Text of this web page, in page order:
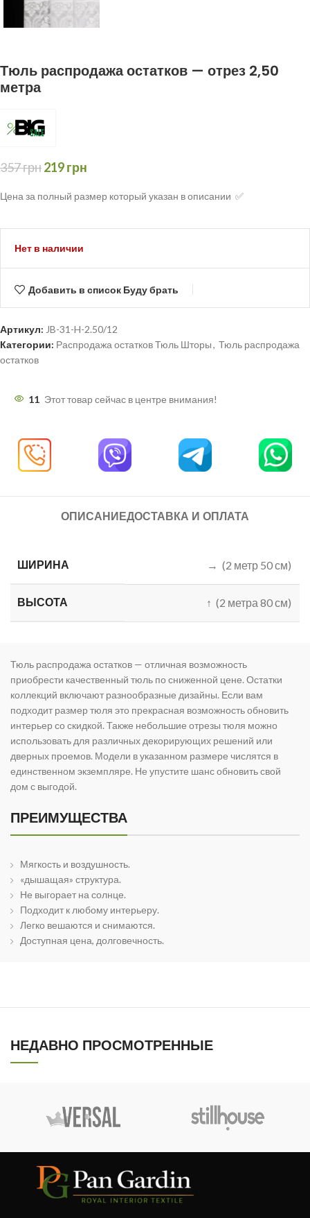
Тюль распродажа остатков — отрез 2,50
метра
357грн219грн
Цена за полный размер который указан в описании ✅
Нет в наличии
Добавить в список Буду брать
Артикул: JB-31-H-2.50/12
Категории: Распродажа остатков Тюль Шторы, Тюль распродажа
остатков
11 Этот товар сейчас в центре внимания!
ОПИСАНИЕДОСТАВКА И ОПЛАТА
ШИРИНА → (2 метр 50 см)
ВЫСОТА ↑ (2 метра 80 см)
Тюль распродажа остатков — отличная возможность
приобрести качественный тюль по сниженной цене. Остатки
коллекций включают разнообразные дизайны. Если вам
подходит размер тюля это прекрасная возможность обновить
интерьер со скидкой. Также небольшие отрезы тюля можно
использовать для различных декорирующих решений или
дверных проемов. Модели в указанном размере числятся в
единственном экземпляре. Не упустите шанс обновить свой
дом с выгодой.
ПРЕИМУЩЕСТВА
Мягкость и воздушность.
«дышащая» структура.
Не выгорает на солнце.
Подходит к любому интерьеру.
Легко вешаются и снимаются.
Доступная цена, долговечность.
НЕДАВНО ПРОСМОТРЕННЫЕ